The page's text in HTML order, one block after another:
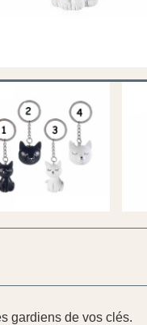
gardiens de vos clés.